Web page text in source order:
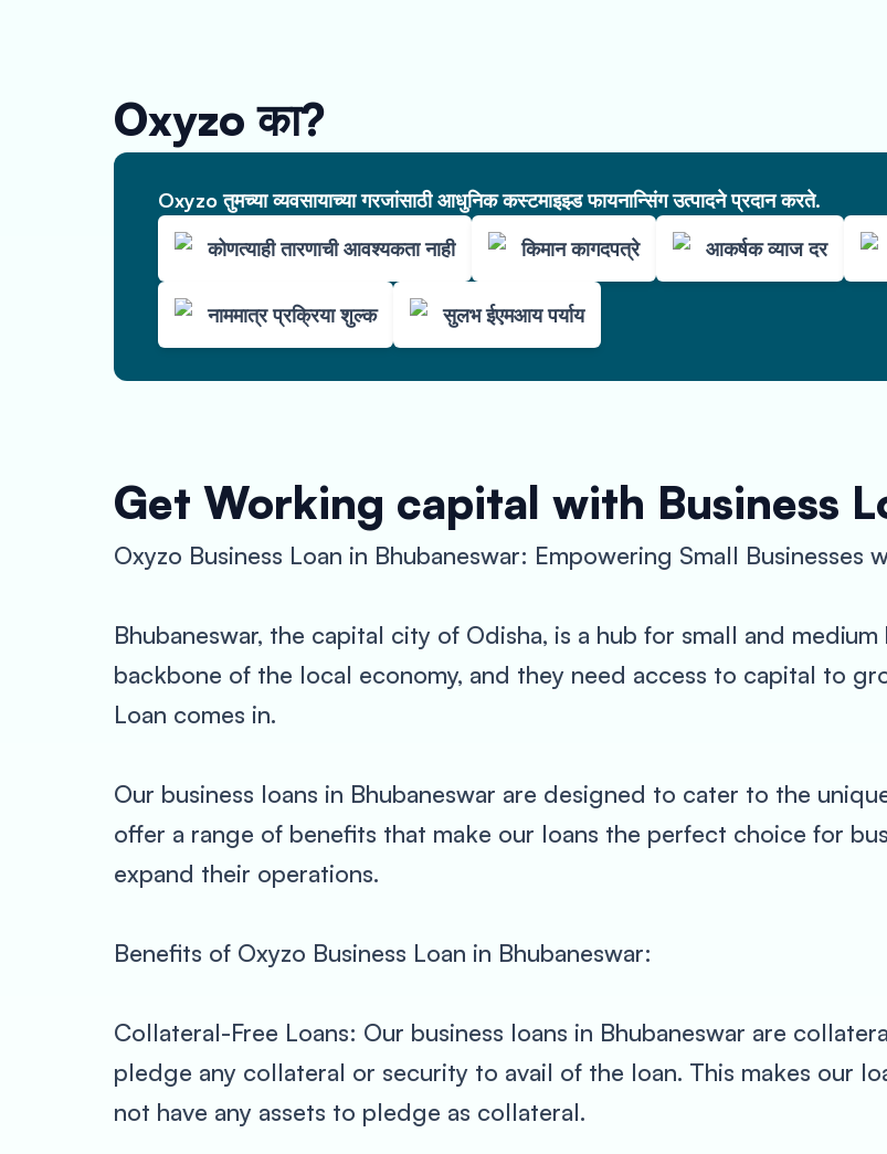
Oxyzo का?
Oxyzo तुमच्या व्यवसायाच्या गरजांसाठी आधुनिक कस्टमाइझ्ड फायनान्सिंग उत्पादने प्रदान करते.
कोणत्याही तारणाची आवश्यकता नाही
किमान कागदपत्रे आकर्षक व्याज दर
नाममात्र प्रक्रिया शुल्क सुलभ ईएमआय पर्याय
Get Working capital with Business
Oxyzo Business Loan in Bhubaneswar: Empowering Small Businesses
Bhubaneswar, the capital city of Odisha, is a hub for small and medium
backbone of the local economy, and they need access to capital to
Loan comes in.
Our business loans in Bhubaneswar are designed to cater to the
offer a range of benefits that make our loans the perfect choice for
expand their operations.
Benefits of Oxyzo Business Loan in Bhubaneswar:
Collateral-Free Loans: Our business loans in Bhubaneswar are
pledge any collateral or security to avail of the loan. This makes our
not have any assets to pledge as collateral.